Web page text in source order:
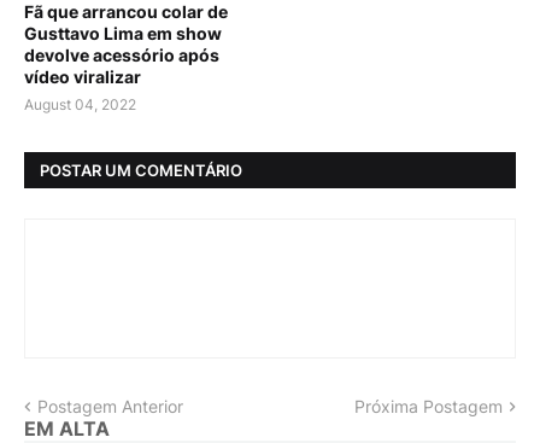
Fã que arrancou colar de
Gusttavo Lima em show
devolve acessório após
vídeo viralizar
August 04, 2022
POSTAR UM COMENTÁRIO
Postagem Anterior Próxima Postagem
EM ALTA